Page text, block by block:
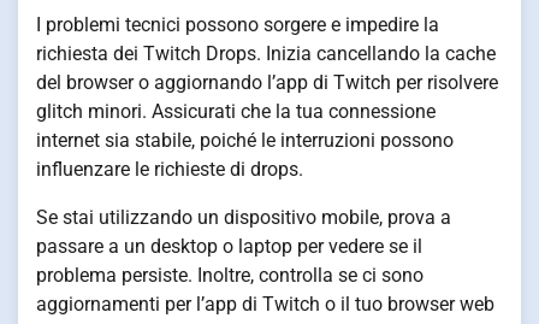
I problemi tecnici possono sorgere e impedire la
richiesta dei Twitch Drops. Inizia cancellando la cache
del browser o aggiornando l’app di Twitch per risolvere
glitch minori. Assicurati che la tua connessione
internet sia stabile, poiché le interruzioni possono
influenzare le richieste di drops.
Se stai utilizzando un dispositivo mobile, prova a
passare a un desktop o laptop per vedere se il
problema persiste. Inoltre, controlla se ci sono
aggiornamenti per l’app di Twitch o il tuo browser web